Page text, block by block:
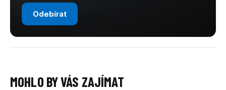
Odebírat
MOHLO BY VÁS ZAJÍMAT